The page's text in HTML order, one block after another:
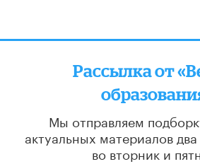
Рассылка от
Мы отправляем
актуальных материалов
во вторник и